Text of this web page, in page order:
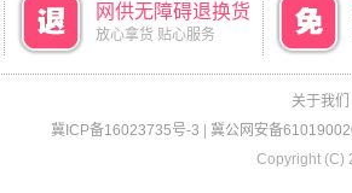
网供无障碍退换货
放心拿货 贴心服务
关于我们
冀ICP备16023735号-3
冀公网安备
Copyright (C)